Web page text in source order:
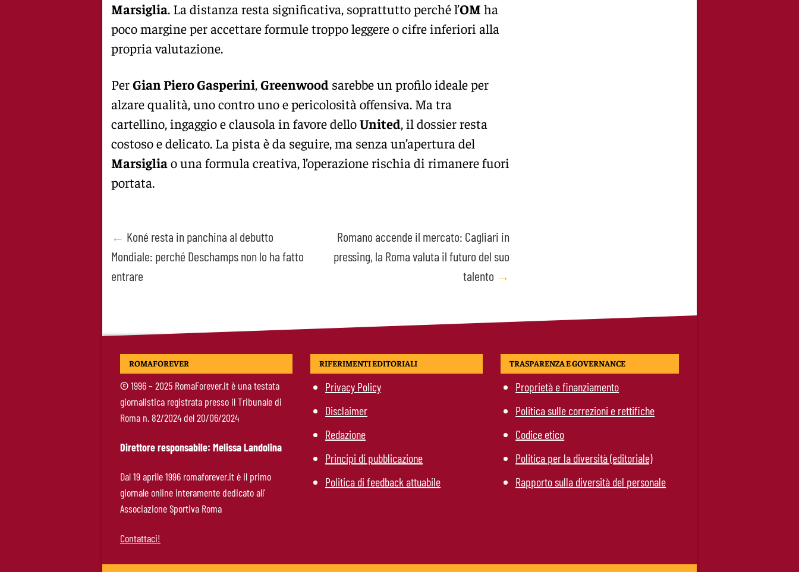
Marsiglia. La distanza resta significativa, soprattutto perché l’OM ha
poco margine per accettare formule troppo leggere o cifre inferiori alla
propria valutazione.
PerGian Piero Gasperini,Greenwood sarebbe un profilo ideale per
alzare qualità, uno contro uno e pericolosità offensiva. Ma tra
cartellino, ingaggio e clausola in favore delloUnited, il dossier resta
costoso e delicato. La pista è da seguire, ma senza un’apertura del
Marsigliao una formula creativa, l’operazione rischia di rimanere fuori
portata.
Post
navigation
← Koné resta in panchina al debutto
Mondiale: perché Deschamps non lo ha fatto
entrare
Romano accende il mercato: Cagliari in
pressing, la Roma valuta il futuro del suo
talento →
ROMAFOREVER
©1996 – 2025 RomaForever.it è una testata
giornalistica registrata presso il Tribunale di
Roma n. 82/2024 del 20/06/2024
Direttore responsabile: Melissa Landolina
Dal 19 aprile 1996 romaforever.it è il primo
giornale online interamente dedicato all’
Associazione Sportiva Roma
Contattaci!
RIFERIMENTI EDITORIALI
Privacy Policy
Disclaimer
Redazione
Principi di pubblicazione
Politica di feedback attuabile
TRASPARENZA E GOVERNANCE
Proprietà e finanziamento
Politica sulle correzioni e rettifiche
Codice etico
Politica per la diversità (editoriale)
Rapporto sulla diversità del personale